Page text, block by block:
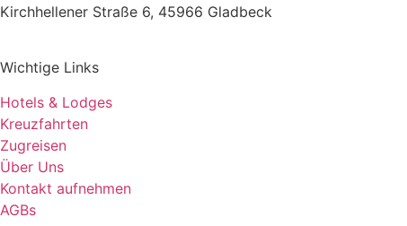
Kirchhellener Straße 6, 45966 Gladbeck
Wichtige Links
Hotels & Lodges
Kreuzfahrten
Zugreisen
Über Uns
Kontakt aufnehmen
AGBs